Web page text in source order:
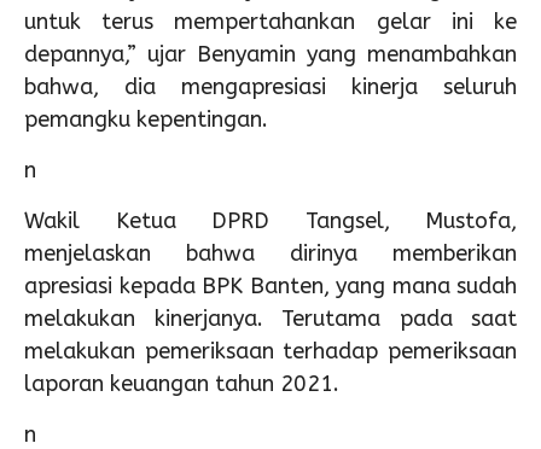
untuk terus mempertahankan gelar ini ke
depannya,” ujar Benyamin yang menambahkan
bahwa, dia mengapresiasi kinerja seluruh
pemangku kepentingan.
n
Wakil Ketua DPRD Tangsel, Mustofa,
menjelaskan bahwa dirinya memberikan
apresiasi kepada BPK Banten, yang mana sudah
melakukan kinerjanya. Terutama pada saat
melakukan pemeriksaan terhadap pemeriksaan
laporan keuangan tahun 2021.
n